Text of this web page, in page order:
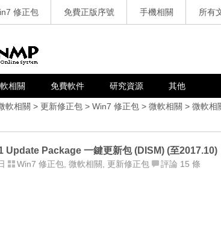
修正包 免費正版序號 手機相關 所有
相關 免費軟件 研究資源 其他
軟相關 > 更新修正包 > Win7 修正包 > 微軟相關 > 微軟相
Update Package 一鍵更新包 (DISM) (至2017.10)
Win7 修正包 微軟相關 更新修正包 評論 15 條